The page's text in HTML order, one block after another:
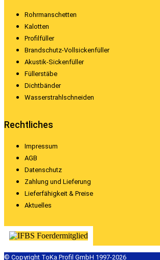
Rohrmanschetten
Kalotten
Profilfüller
Brandschutz-Vollsickenfüller
Akustik-Sickenfüller
Füllerstäbe
Dichtbänder
Wasserstrahlschneiden
Rechtliches
Impressum
AGB
Datenschutz
Zahlung und Lieferung
Lieferfähigkeit & Preise
Aktuelles
© Copyright ToKa Profil GmbH 1997-2026